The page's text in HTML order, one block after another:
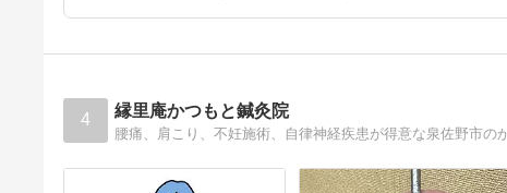
4 縁里庵かつもと鍼灸院
腰痛、肩こり、不妊施術、自律神経疾患が得意な泉佐野市